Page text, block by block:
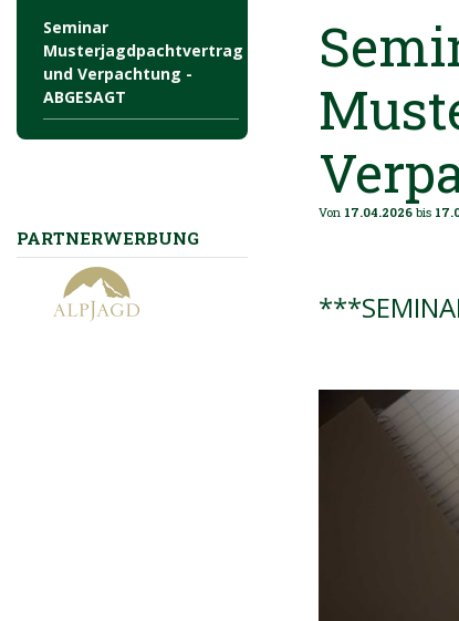
Seminar
Musterjagdpachtvertrag
und Verpachtung -
ABGESAGT
PARTNERWERBUNG
Von 17.04.2026 bis